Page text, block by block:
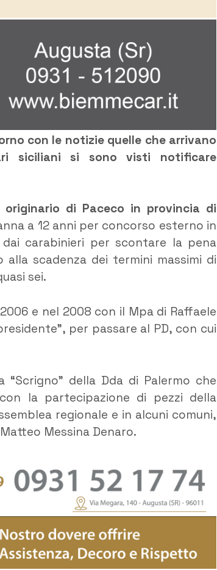
con le notizie quelle che arrivano
siciliani si sono visti notificare
originario di Paceco in provincia di
a 12 anni per concorso esterno in
carabinieri per scontare la pena
scadenza dei termini massimi di
sei.
e nel 2008 con il Mpa di Raffaele
per passare al PD, con cui
della Dda di Palermo che
la partecipazione di pezzi della
regionale e in alcuni comuni,
Messina Denaro.